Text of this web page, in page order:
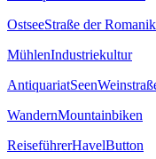
OstseeStraße der Romanik
MühlenIndustriekultur
AntiquariatSeen
WandernMountainbiken
ReiseführerHavelButton